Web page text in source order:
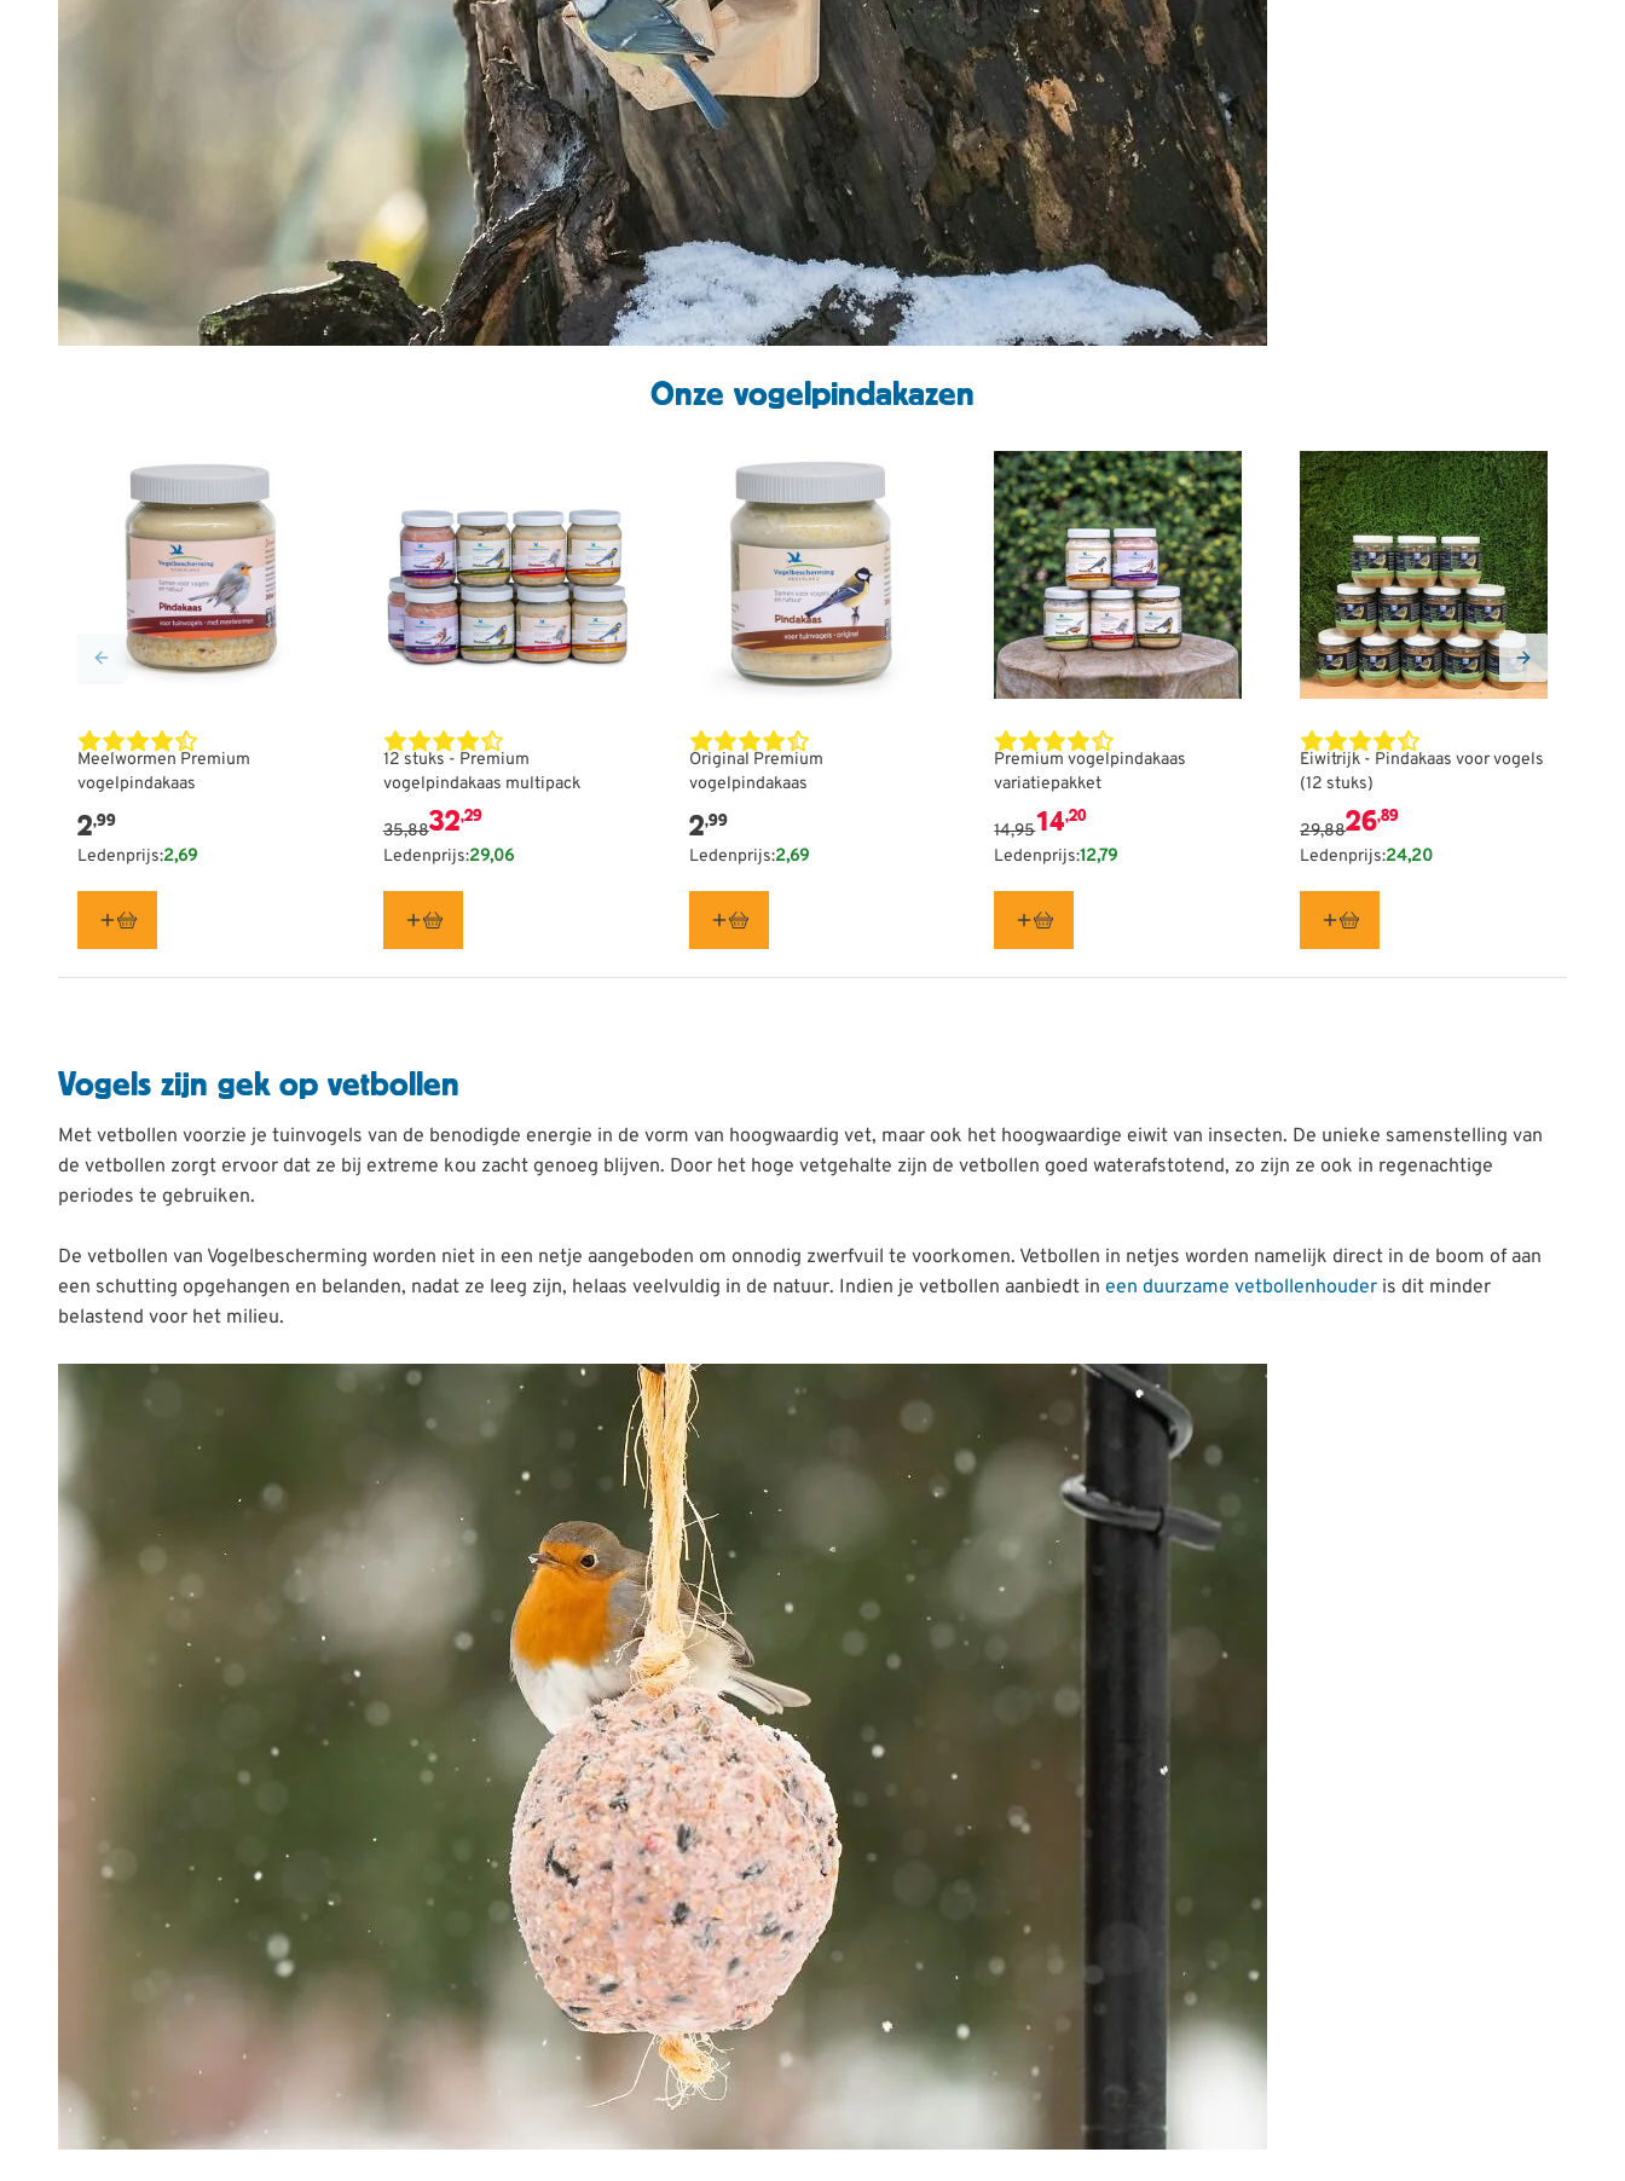
Onze vogelpindakazen
Meelwormen Premium
vogelpindakaas
2,99
Ledenprijs:2,69
12 stuks - Premium
vogelpindakaas multipack
De prijs is afhankelijk van de gekozen opties op de productpagina
35,8832,29
Ledenprijs:29,06
Original Premium
vogelpindakaas
2,99
Ledenprijs:2,69
Premium vogelpindakaas
variatiepakket
De prijs is afhankelijk van de gekozen opties op de productpagina
14,9514,20
Ledenprijs:12,79
Eiwitrijk - Pindakaas voor vogels
(12 stuks)
De prijs is afhankelijk van de
29,8826,89
Ledenprijs:24,20
Vogels zijn gek op vetbollen
Met vetbollen voorzie je tuinvogels van de benodigde energie in de vorm van hoogwaardig vet, maar ook het hoogwaardige eiwit van insecten. De unieke samenstelling van
de vetbollen zorgt ervoor dat ze bij extreme kou zacht genoeg blijven. Door het hoge vetgehalte zijn de vetbollen goed waterafstotend, zo zijn ze ook in regenachtige
periodes te gebruiken.
De vetbollen van Vogelbescherming worden niet in een netje aangeboden om onnodig zwerfvuil te voorkomen. Vetbollen in netjes worden namelijk direct in de boom of aan
een schutting opgehangen en belanden, nadat ze leeg zijn, helaas veelvuldig in de natuur. Indien je vetbollen aanbiedt in een duurzame vetbollenhouder is dit minder
belastend voor het milieu.